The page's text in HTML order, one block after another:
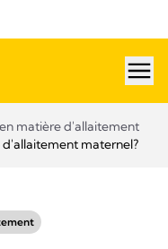
matière d'allaitement
d'allaitement maternel?